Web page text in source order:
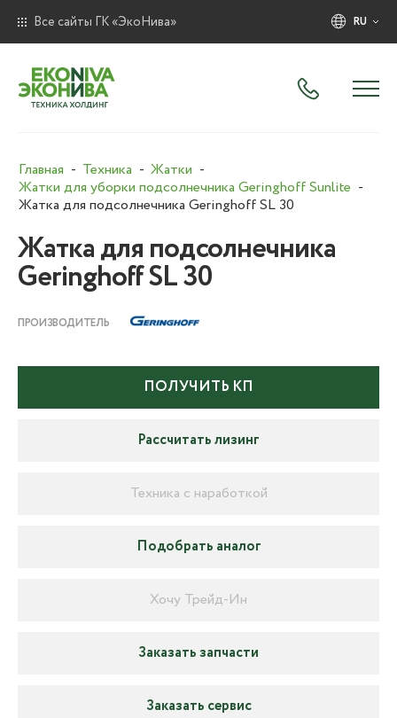
Все сайты ГК «ЭкоНива» RU
Главная Техника
Жатки
Жатки для уборки подсолнечника Geringhoff Sunlite
Жатка для подсолнечника Geringhoff SL 30
Жатка для подсолнечника
Geringhoff SL 30
ПРОИЗВОДИТЕЛЬ
ПОЛУЧИТЬ КП
Рассчитать лизинг
Техника с наработкой
Подобрать аналог
Хочу Трейд-Ин
Заказать запчасти
Заказать сервис